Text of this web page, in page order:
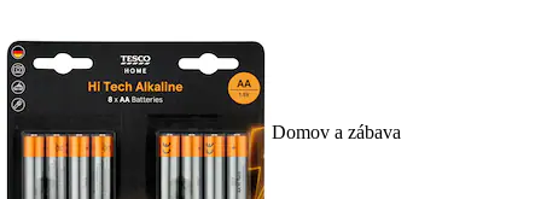
Domov a zábava